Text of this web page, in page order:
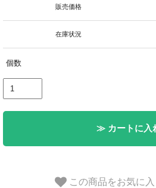
販売価格
在庫状況
個数
≫ カートに入
この商品をお気に